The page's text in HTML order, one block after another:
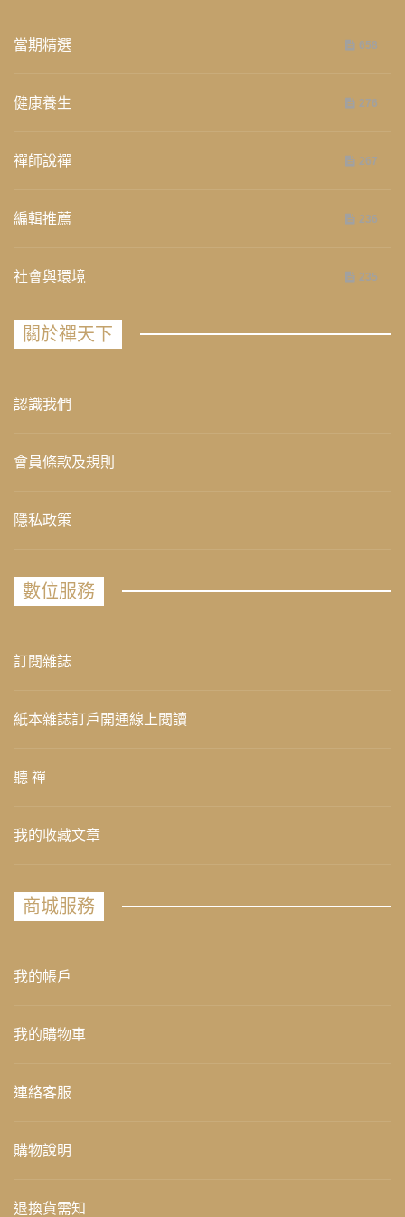
當期精選 658
健康養生 276
禪師說禪 267
編輯推薦 236
社會與環境 235
關於禪天下
認識我們
會員條款及規則
隱私政策
數位服務
訂閱雜誌
紙本雜誌訂戶開通線上閱讀
聽 禪
我的收藏文章
商城服務
我的帳戶
我的購物車
連絡客服
購物說明
退換貨需知